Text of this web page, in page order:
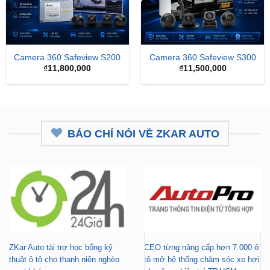
Camera 360 Safeview S200
₫11,800,000
Camera 360 Safeview S300
₫11,500,000
BÁO CHÍ NÓI VỀ ZKAR AUTO
ZKar Auto tài trợ học bổng kỹ
thuật ô tô cho thanh niên nghèo
CEO từng nâng cấp hơn 7.000 ô
tô mở hệ thống chăm sóc xe hơi